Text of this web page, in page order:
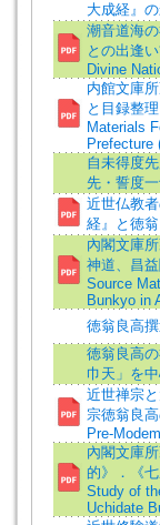
大成経』
潮音道海
との出逢
Divine
内館文庫
と目録整
Materials
Prefecture
自未得度
先・誓度
近世仏教
経』と徳
內閣文庫
神道、昌
Source
Bunkyo in
徳翁良高
徳翁良高
巾天」を
近世禅宗
宗徳翁良
Pre-
內閣文庫
的》．《
Study of
Uchidate